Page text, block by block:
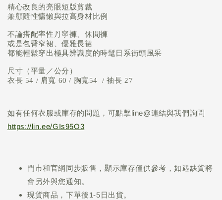
精心改良的亮眼短版剪裁
兼顧隨性慵懶與拉高身材比例
不論搭配率性丹寧褲、休閒褲
或是包臀窄裙、優雅長裙
都能輕鬆穿出極具辨識度的時髦日系街頭風采
尺寸（平量／公分）
衣長 54 / 肩寬 60 / 胸寬54 / 袖長 27
如有任何衣服或庫存的問題，可點擊line@連結與我們詢問
https://lin.ee/GIs95O3
門市和官網同步販售，顯示庫存僅供參考，如遇缺貨將
會另外與您通知。
現貨商品，下單後1-5日出貨。